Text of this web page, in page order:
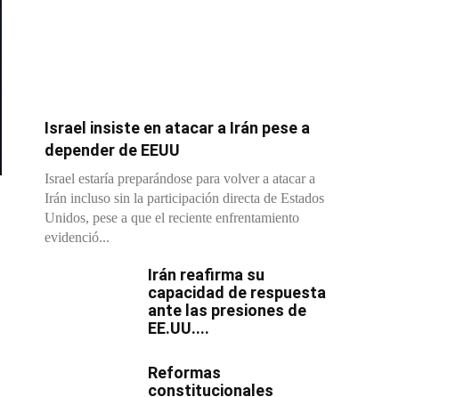
Israel insiste en atacar a Irán pese a
depender de EEUU
Israel estaría preparándose para volver a atacar a
Irán incluso sin la participación directa de Estados
Unidos, pese a que el reciente enfrentamiento
evidenció...
Irán reafirma su
capacidad de respuesta
ante las presiones de
EE.UU....
Reformas
constitucionales